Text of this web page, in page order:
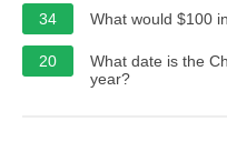
34 What would $100
20
What date is the
year?